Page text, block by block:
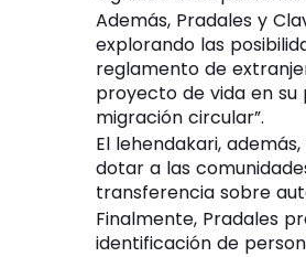
Además, Pradales y
explorando las
reglamento de
proyecto de vida en
migración circular”.
El lehendakari,
dotar a las
transferencia sobre
Finalmente, Pradales
identificación de